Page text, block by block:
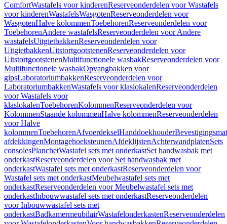
ComfortWastafels voor kinderenReserveonderdelen voor Wastafels
voor kinderenWastafelsWasgotenReserveonderdelen voor
WasgotenHalve kolommenToebehorenReserveonderdelen voor
ToebehorenAndere wastafelsReserveonderdelen voor Andere
wastafelsUitgietbakkenReserveonderdelen voor
UitgietbakkenUitstortgootstenenReserveonderdelen voor
UitstortgootstenenMultifunctionele wasbakReserveonderdelen voor
Multifunctionele wasbakOpvangbakken voor
gipsLaboratoriumbakkenReserveonderdelen voor
LaboratoriumbakkenWastafels voor klaslokalenReserveonderdelen
voor Wastafels voor
klaslokalenToebehorenKolommenReserveonderdelen voor
KolommenStaande kolommenHalve kolommenReserveonderdelen
voor Halve
kolommenToebehorenAfvoerdekselHanddoekhouder
afdekkingenMontagehoeksteunenAfdeklijstenAchterwandplatenSets
consolesPlanchetWastafel sets met onderkastSet handwasbak met
onderkastReserveonderdelen voor Set handwasbak met
onderkastWastafel sets met onderkastReserveonderdelen voor
Wastafel sets met onderkastMeubelwastafel sets met
onderkastReserveonderdelen voor Meubelwastafel sets met
onderkastInbouwwastafel sets met onderkastReserveonderdelen
voor Inbouwwastafel sets met
onderkastBadkamermeubilairWastafelonderkastenReserveonderdelen